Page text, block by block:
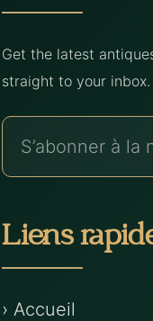
Get the latest
straight to your inbox.
Liens
› Accueil